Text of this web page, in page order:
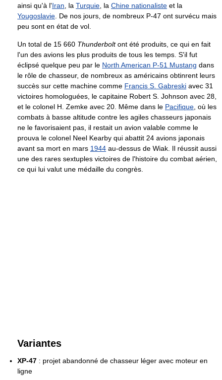
ainsi qu'à l'Iran, la Turquie, la Chine nationaliste et la
Yougoslavie. De nos jours, de nombreux P-47 ont survécu mais
peu sont en état de vol.
Un total de 15 660 Thunderboltont été produits, ce qui en fait
l'un des avions les plus produits de tous les temps. S'il fut
éclipsé quelque peu par le North American P-51 Mustang dans
le rôle de chasseur, de nombreux as américains obtinrent leurs
succès sur cette machine comme Francis S. Gabreski avec 31
victoires homologuées, le capitaine Robert S. Johnson avec 28,
et le colonel H. Zemke avec 20. Même dans le Pacifique, où les
combats à basse altitude contre les agiles chasseurs japonais
ne le favorisaient pas, il restait un avion valable comme le
prouva le colonel Neel Kearby qui abattit 24 avions japonais
avant sa mort en mars 1944 au-dessus de Wiak. Il réussit aussi
une des rares sextuples victoires de l'histoire du combat aérien,
ce qui lui valut une médaille du congrès.
Variantes
XP-47 : projet abandonné de chasseur léger avec moteur en
ligne